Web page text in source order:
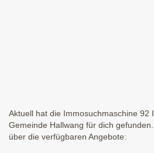
Aktuell hat die Immosuchmaschine 92
Gemeinde Hallwang für dich
über die verfügbaren Angebote: